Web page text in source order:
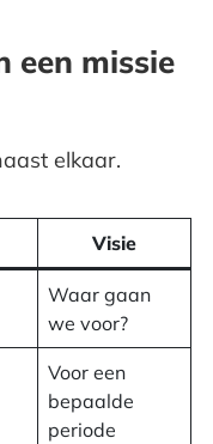
een missie
elkaar.
Visie
Waar gaan
we voor?
Voor een
bepaalde
periode